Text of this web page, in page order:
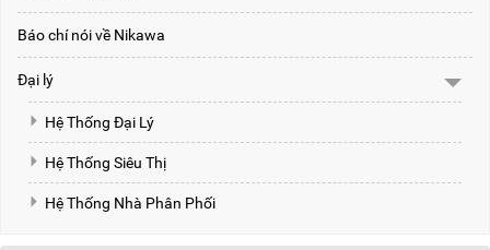
Báo chí nói về Nikawa
Đại lý
Hệ Thống Đại Lý
Hệ Thống Siêu Thị
Hệ Thống Nhà Phân Phối